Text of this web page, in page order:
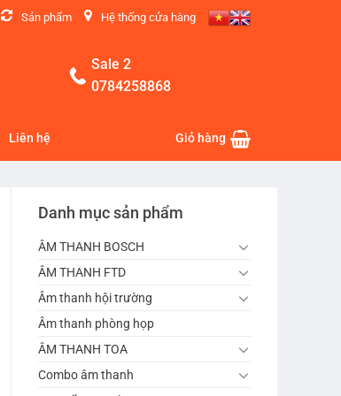
Sản phẩm Hệ thống cửa hàng
Sale 2
0784258868
Liên hệ Giỏ hàng
Danh mục sản phẩm
ÂM THANH BOSCH
ÂM THANH FTD
Âm thanh hội trường
Âm thanh phòng họp
ÂM THANH TOA
Combo âm thanh